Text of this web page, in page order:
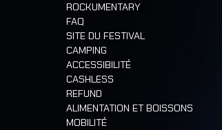
ROCKUMENTARY
FAQ
SITE DU FESTIVAL
CAMPING
ACCESSIBILITÉ
CASHLESS
REFUND
ALIMENTATION ET BOISSONS
MOBILITÉ